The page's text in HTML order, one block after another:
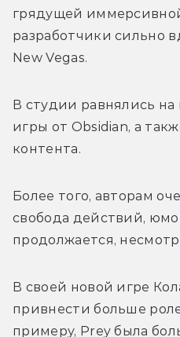
грядущей
разработчики сильно
New Vegas.
В студии равнялись
игры от Obsidian, а
контента.
Более того, авторам
свобода действий,
продолжается,
В своей новой игре
привнести больше
примеру, Prey была